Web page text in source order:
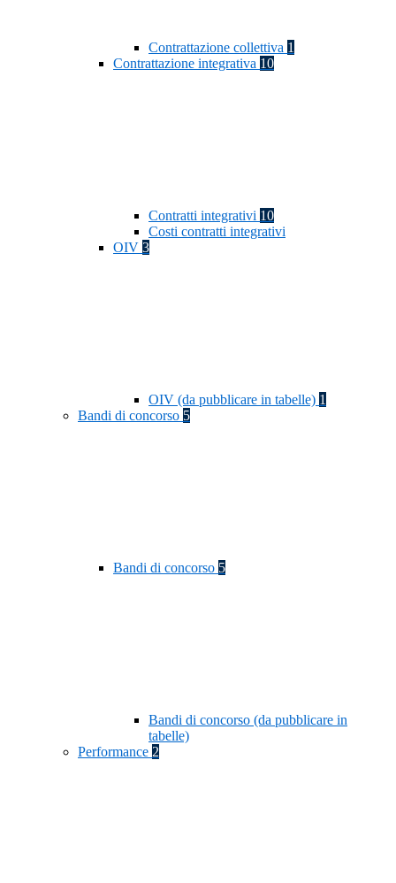
Contrattazione collettiva 1
Contrattazione integrativa 10
Contratti integrativi 10
Costi contratti integrativi
OIV 3
OIV (da pubblicare in tabelle) 1
Bandi di concorso 5
Bandi di concorso 5
Bandi di concorso (da pubblicare in
tabelle)
Performance 2